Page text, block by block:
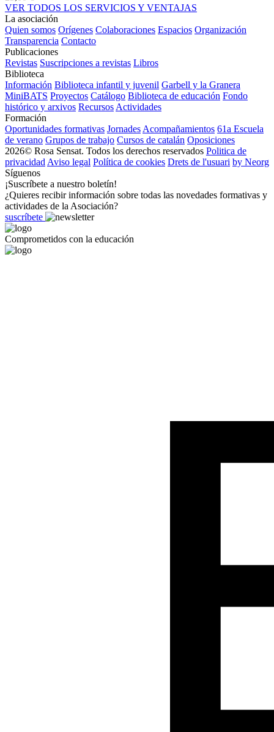
VER TODOS LOS SERVICIOS Y VENTAJAS
La asociación
Quien somos Orígenes Colaboraciones Espacios Organización
Transparencia Contacto
Publicaciones
Revistas Suscripciones a revistas Libros
Biblioteca
Información Biblioteca infantil y juvenil Garbell y la Granera
MiniBATS Proyectos Catálogo Biblioteca de educación Fondo
histórico y arxivos Recursos Actividades
Formación
Oportunidades formativas Jornades Acompañamientos 61a Escuela
de verano Grupos de trabajo Cursos de catalán Oposiciones
2026© Rosa Sensat. Todos los derechos reservados Politica de
privacidad Aviso legal Política de cookies Drets de l'usuari by Neorg
Síguenos
¡Suscríbete a nuestro boletín!
¿Quieres recibir información sobre todas las novedades formativas y
actividades de la Asociación?
suscríbete
Comprometidos con la educación